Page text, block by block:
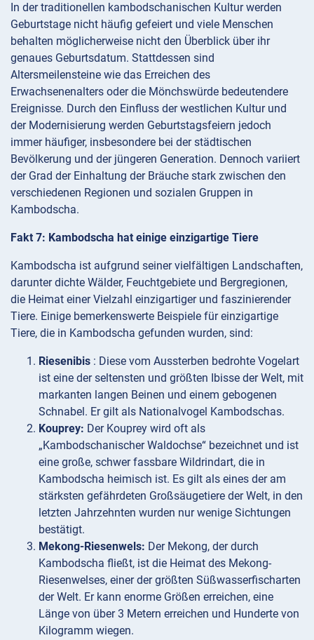
In der traditionellen kambodschanischen Kultur werden
Geburtstage nicht häufig gefeiert und viele Menschen
behalten möglicherweise nicht den Überblick über ihr
genaues Geburtsdatum. Stattdessen sind
Altersmeilensteine wie das Erreichen des
Erwachsenenalters oder die Mönchswürde bedeutendere
Ereignisse. Durch den Einfluss der westlichen Kultur und
der Modernisierung werden Geburtstagsfeiern jedoch
immer häufiger, insbesondere bei der städtischen
Bevölkerung und der jüngeren Generation. Dennoch variiert
der Grad der Einhaltung der Bräuche stark zwischen den
verschiedenen Regionen und sozialen Gruppen in
Kambodscha.
Fakt 7: Kambodscha hat einige einzigartige Tiere
Kambodscha ist aufgrund seiner vielfältigen Landschaften,
darunter dichte Wälder, Feuchtgebiete und Bergregionen,
die Heimat einer Vielzahl einzigartiger und faszinierender
Tiere. Einige bemerkenswerte Beispiele für einzigartige
Tiere, die in Kambodscha gefunden wurden, sind:
Riesenibis : Diese vom Aussterben bedrohte Vogelart
ist eine der seltensten und größten Ibisse der Welt, mit
markanten langen Beinen und einem gebogenen
Schnabel. Er gilt als Nationalvogel Kambodschas.
Kouprey: Der Kouprey wird oft als
„Kambodschanischer Waldochse“ bezeichnet und ist
eine große, schwer fassbare Wildrindart, die in
Kambodscha heimisch ist. Es gilt als eines der am
stärksten gefährdeten Großsäugetiere der Welt, in den
letzten Jahrzehnten wurden nur wenige Sichtungen
bestätigt.
Mekong-Riesenwels: Der Mekong, der durch
Kambodscha fließt, ist die Heimat des Mekong-
Riesenwelses, einer der größten Süßwasserfischarten
der Welt. Er kann enorme Größen erreichen, eine
Länge von über 3 Metern erreichen und Hunderte von
Kilogramm wiegen.